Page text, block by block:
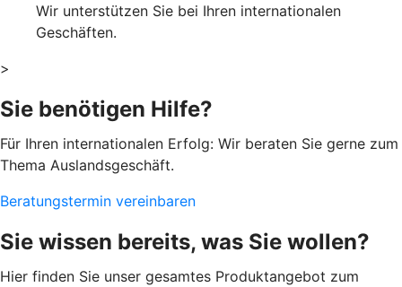
Wir unterstützen Sie bei Ihren internationalen
Geschäften.
>
Sie benötigen Hilfe?
Für Ihren internationalen Erfolg: Wir beraten Sie gerne zum
Thema Auslandsgeschäft.
Beratungstermin vereinbaren
Sie wissen bereits, was Sie wollen?
Hier finden Sie unser gesamtes Produktangebot zum